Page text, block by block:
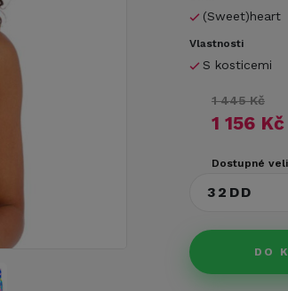
(Sweet)heart
Vlastnosti
S kosticemi
1 445 Kč
1 156 Kč
Dostupné
32DD
DO